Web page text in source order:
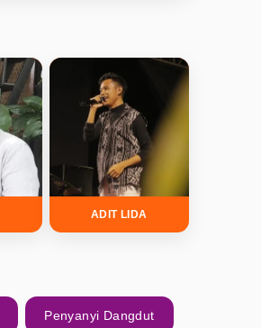
ADIT LIDA
Penyanyi Dangdut